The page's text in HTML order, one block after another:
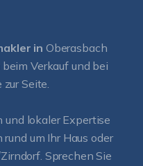
in Oberasbach
Verkauf und bei
Seite.
lokaler Expertise
um Ihr Haus oder
Sprechen Sie